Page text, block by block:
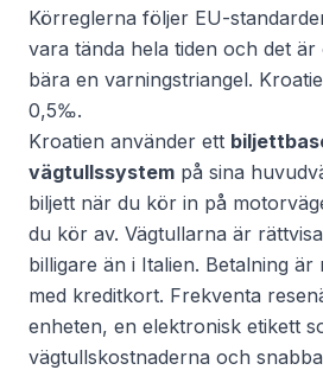
Körreglerna följer EU-
vara tända hela tiden och det
bära en varningstriangel.
0,5‰.
Kroatien använder ett
vägtullssystem på sina
biljett när du kör in på
du kör av. Vägtullarna är
billigare än i Italien. Betalning
med kreditkort. Frekventa
enheten, en elektronisk etikett
vägtullskostnaderna och